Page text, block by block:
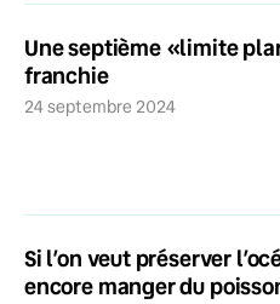
Une septième «limite
franchie
24 septembre 2024
Si l’on veut préserver
encore manger du